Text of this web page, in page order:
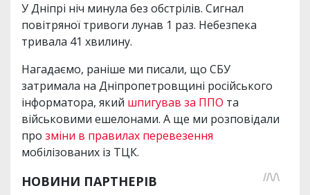
У Дніпрі ніч минула без обстрілів. Сигнал
повітряної тривоги лунав 1 раз. Небезпека
тривала 41 хвилину.
Нагадаємо, раніше ми писали, що СБУ
затримала на Дніпропетровщині російського
інформатора, який шпигував за ППО та
військовими ешелонами. А ще ми розповідали
про зміни в правилах перевезення
мобілізованих із ТЦК.